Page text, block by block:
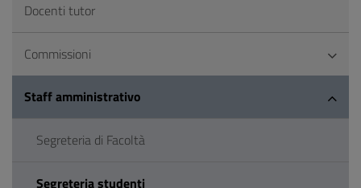
Docenti tutor
Commissioni
Staff amministrativo
Segreteria di Facoltà
Segreteria studenti